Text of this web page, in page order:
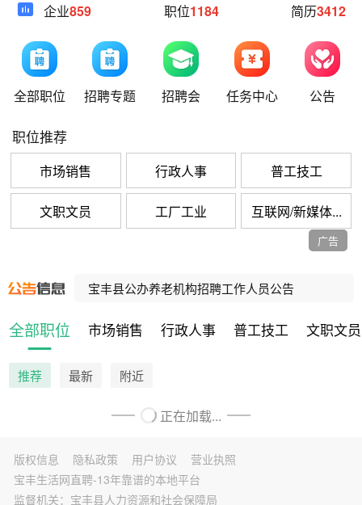
企业859 职位1184 简历3412
全部职位 招聘专题 招聘会 任务中心 公告
职位推荐
市场销售 行政人事 普工技工
文职文员 工厂工业 互联网/新媒体...
广告
宝丰县人民法院公益性岗位招聘公告
宝丰县公办养老机构招聘工作人员公告
全部职位 市场销售 行政人事 普工技工 文职文员
推荐 最新 附近
正在加载...
版权信息 隐私政策 用户协议
营业执照
宝丰生活网直聘-13年靠谱的本地平台
监督机关：宝丰县人力资源和社会保障局